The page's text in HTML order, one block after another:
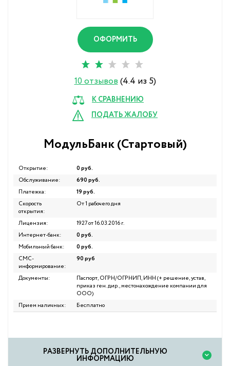
ОФОРМИТЬ
10 отзывов(4.4 из 5)
К СРАВНЕНИЮ
ПОДАТЬ ЖАЛОБУ
МодульБанк (Стартовый)
Открытие:
0 руб.
Обслуживание:
690 руб.
Платежка:
19 руб.
Скорость
открытия:
От 1 рабочего дня
Лицензия:
1927 от 16.03.2016 г.
Интернет-банк:
0 руб.
Мобильный банк:
0 руб.
СМС-
информирование:
90 руб
Документы:
Паспорт, ОГРН/ОГРНИП, ИНН (+ решение, устав,
приказ ген. дир., местонахождение компании для
ООО)
Прием наличных:
Бесплатно
PАЗВЕРНУТЬ ДОПОЛНИТЕЛЬНУЮ
ИНФОРМАЦИЮ